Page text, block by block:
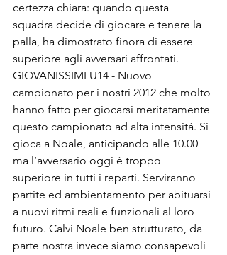
certezza chiara: quando questa
squadra decide di giocare e tenere la
palla, ha dimostrato finora di essere
superiore agli avversari affrontati.
GIOVANISSIMI U14 - Nuovo
campionato per i nostri 2012 che molto
hanno fatto per giocarsi meritatamente
questo campionato ad alta intensità. Si
gioca a Noale, anticipando alle 10.00
ma l’avversario oggi è troppo
superiore in tutti i reparti. Serviranno
partite ed ambientamento per abituarsi
a nuovi ritmi reali e funzionali al loro
futuro. Calvi Noale ben strutturato, da
parte nostra invece siamo consapevoli